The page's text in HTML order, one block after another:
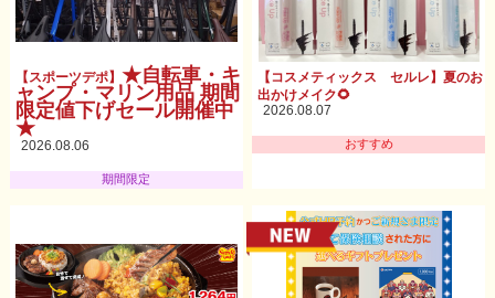
【スポーツデポ】 ★自転車・キ
ャンプ・マリン用品 期間
限定値下げセール開催中
★
2026.08.06
期間限定
【コスメティックス セルレ】夏のお
出かけメイク🌻
2026.08.07
おすすめ